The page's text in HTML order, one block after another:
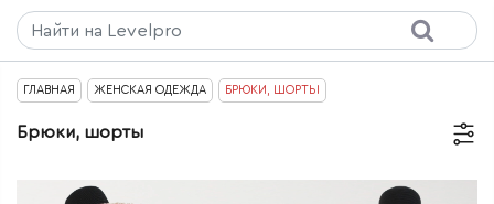
ГЛАВНАЯ ЖЕНСКАЯ ОДЕЖДА БРЮКИ, ШОРТЫ
Брюки, шорты